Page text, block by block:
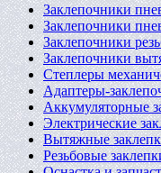
Заклепочники
Заклепочники
Заклепочники
Заклепочники
Степлеры
Адаптеры-
Аккумуляторные
Электрические
Вытяжные
Резьбовые